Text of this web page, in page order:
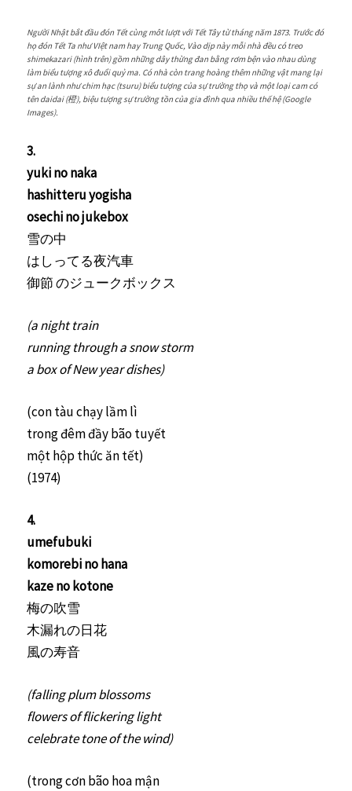
Người Nhật bắt đầu đón Tết cùng môt lượt với Tết Tây từ tháng năm 1873. Trước đó
họ đón Tết Ta như VIệt nam hay Trung Quốc, Vào dịp này mỗi nhà đều có treo
shimekazari (hình trên) gồm những dây thừng đan bằng rơm bện vào nhau dùng
làm biểu tượng xô đuổi quỷ ma. Có nhà còn trang hoàng thêm những vật mang lại
sự an lành như chim hạc (tsuru) biểu tượng của sự trường thọ và một loại cam có
tên daidai (橙), biệu tượng sự trường tồn của gia đình qua nhiều thế hệ (Google
Images).
3.
yuki no naka
hashitteru yogisha
osechi no jukebox
雪の中
はしってる夜汽車
御節 のジュークボックス
(a night train
running through a snow storm
a box of New year dishes)
(con tàu chạy lầm lì
trong đêm đầy bão tuyết
một hộp thức ăn tết)
(1974)
4.
umefubuki
komorebi no hana
kaze no kotone
梅の吹雪
木漏れの日花
風の寿音
(falling plum blossoms
flowers of flickering light
celebrate tone of the wind)
(trong cơn bão hoa mận